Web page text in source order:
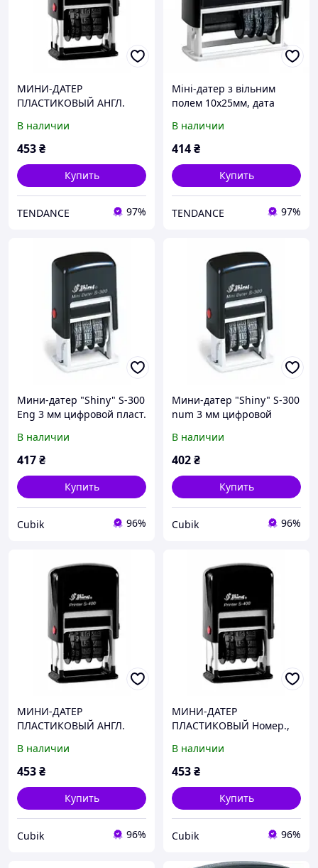
МИНИ-ДАТЕР
ПЛАСТИКОВЫЙ АНГЛ.
пласт.
В наличии
453₴
Купить
TENDANCE 97%
Міні-датер з вільним
полем 10х25мм, дата
В наличии
414₴
Купить
TENDANCE 97%
Мини-датер "Shiny" S-300
Eng 3 мм цифровой пласт.
В наличии
417₴
Купить
Cubik 96%
Мини-датер "Shiny" S-300
num 3 мм цифровой
В наличии
402₴
Купить
Cubik 96%
МИНИ-ДАТЕР
ПЛАСТИКОВЫЙ АНГЛ.
пласт.
В наличии
453₴
Купить
Cubik 96%
МИНИ-ДАТЕР
ПЛАСТИКОВЫЙ Номер.,
В наличии
453₴
Купить
Cubik 96%